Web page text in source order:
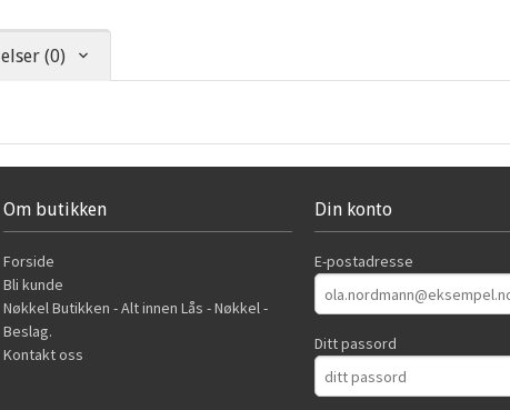
(0)
Om butikken
Forside
Bli kunde
Nøkkel Butikken - Alt innen Lås - Nøkkel -
Beslag.
Kontakt oss
Din konto
E-postadresse
Ditt passord